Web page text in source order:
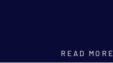
READ MORE